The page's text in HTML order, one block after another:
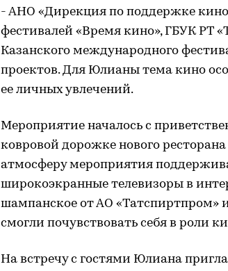
- АНО «Дирекция по поддержке
фестивалей «Время кино», ГБУК РТ
Казанского международного
проектов. Для Юлианы тема кино
ее личных увлечений.
Мероприятие началось с
ковровой дорожке нового
атмосферу мероприятия
широкоэкранные телевизоры в
шампанское от АО «Татспиртпром»
смогли почувствовать себя в роли
На встречу с гостями Юлиана